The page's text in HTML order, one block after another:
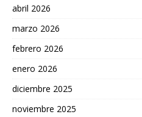
abril 2026
marzo 2026
febrero 2026
enero 2026
diciembre 2025
noviembre 2025